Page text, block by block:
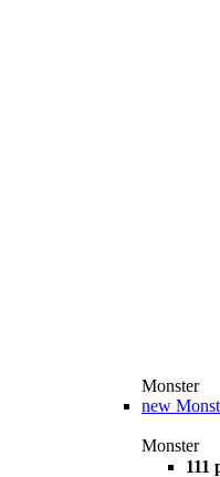
Monster
new
Monster
111